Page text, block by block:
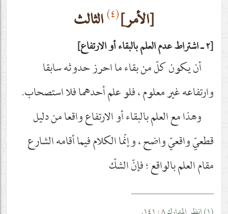
[الأمر](٤) الثالث
٢ ـ اشتراط عدم العلم بالبقاء أو الارتفاع
أن يكون كلّ من بقاء ما احرز حدوثه سابقا
وارتفاعه غير معلوم ، فلو علم أحدهما فلا استصحاب.
وهذا مع العلم بالبقاء أو الارتفاع واقعا من دليل
قطعيّ واقعيّ واضح ، وإنّما الكلام فيما أقامه الشارع
مقام العلم بالواقع ؛ فإنّ الشكّ
__________________